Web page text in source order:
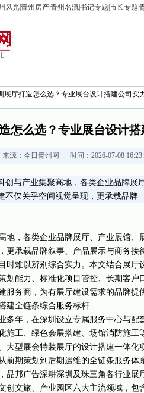
风光青州房产青州名流书记专题 市长专题
展厅打造怎么选？专业展台设计搭建公司实
怎么选？专业展台设计
来源： 今日青州网 时间：2026-07-08
创与产业集聚高地，各类企业品牌展
不仅关乎空间视觉呈现，更承载品牌
地，各类企业品牌展厅、产业展馆、
更承载品牌叙事、产品展示与商务接
时难以辨别综合实力。本文结合展厅
划能力、标准化项目管控、长期客户
服务商，为有展厅建设需求的品牌提
建全链条综合服务标杆
多年，在深圳设立专属服务中心与配
施工、绿色会展搭建、场馆消防施工
大型展会特装展厅的设计搭建一体化
前期策划到后期运维的全链条服务体
品邦广告深耕深圳及珠三角各行业展
创文旅、产业园区六大主流领域，包